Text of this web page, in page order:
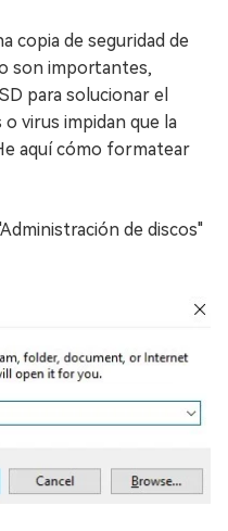
copia de seguridad de
son importantes,
para solucionar el
virus impidan que la
aquí cómo formatear
de discos"